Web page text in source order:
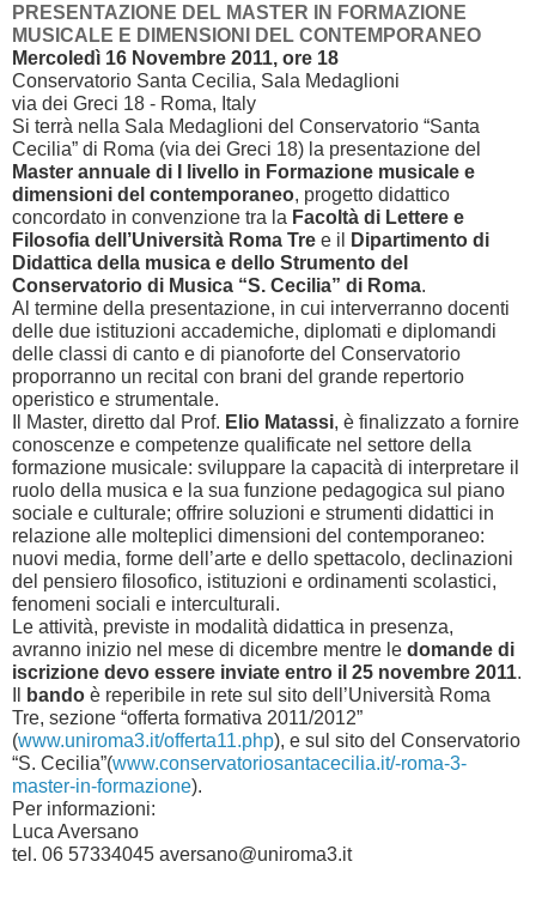
PRESENTAZIONE DEL MASTER IN FORMAZIONE
MUSICALE E DIMENSIONI DEL CONTEMPORANEO
Mercoledì 16 Novembre 2011, ore 18
Conservatorio Santa Cecilia, Sala Medaglioni
via dei Greci 18 - Roma, Italy
Si terrà nella Sala Medaglioni del Conservatorio “Santa
Cecilia” di Roma (via dei Greci 18) la presentazione del
Master annuale di I livello in Formazione musicale e
dimensioni del contemporaneo, progetto didattico
concordato in convenzione tra la Facoltà di Lettere e
Filosofia dell’Università Roma Tre e il
Dipartimento di
Didattica della musica e dello Strumento del
Conservatorio di Musica “S. Cecilia” di Roma.
Al termine della presentazione, in cui interverranno docenti
delle due istituzioni accademiche, diplomati e diplomandi
delle classi di canto e di pianoforte del Conservatorio
proporranno un recital con brani del grande repertorio
operistico e strumentale.
Il Master, diretto dal Prof. Elio Matassi, è finalizzato a fornire
conoscenze e competenze qualificate nel settore della
formazione musicale: sviluppare la capacità di interpretare il
ruolo della musica e la sua funzione pedagogica sul piano
sociale e culturale; offrire soluzioni e strumenti didattici in
relazione alle molteplici dimensioni del contemporaneo:
nuovi media, forme dell’arte e dello spettacolo, declinazioni
del pensiero filosofico, istituzioni e ordinamenti scolastici,
fenomeni sociali e interculturali.
Le attività, previste in modalità didattica in presenza,
avranno inizio nel mese di dicembre mentre le domande di
iscrizione devo essere inviate entro il 25 novembre 2011.
bando è reperibile in rete sul sito dell’Università Roma
Tre, sezione “offerta formativa 2011/2012”
(www.uniroma3.it/offerta11.php), e sul sito del Conservatorio
“S. Cecilia”(www.conservatoriosantacecilia.it/-roma-3-
master-in-formazione).
Per informazioni:
Luca Aversano
tel. 06 57334045 aversano@uniroma3.it